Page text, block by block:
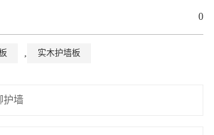
0
实木护墙板
护墙